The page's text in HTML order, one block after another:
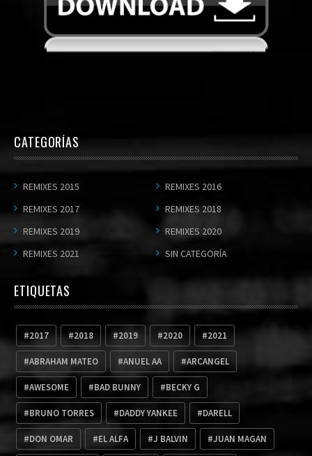
CATEGORÍAS
REMIXES 2015
REMIXES 2016
REMIXES 2017
REMIXES 2018
REMIXES 2019
REMIXES 2020
REMIXES 2021
SIN CATEGORÍA
ETIQUETAS
2017 2018 2019 2020 2021
ABRAHAM MATEO ANUEL AA ARCANGEL
AWESOME BAD BUNNY BECKY G
BRUNO TORRES DADDY YANKEE DARELL
DON OMAR EL ALFA J BALVIN JUAN MAGAN